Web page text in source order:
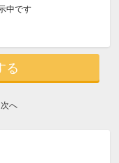
中です
る
次へ